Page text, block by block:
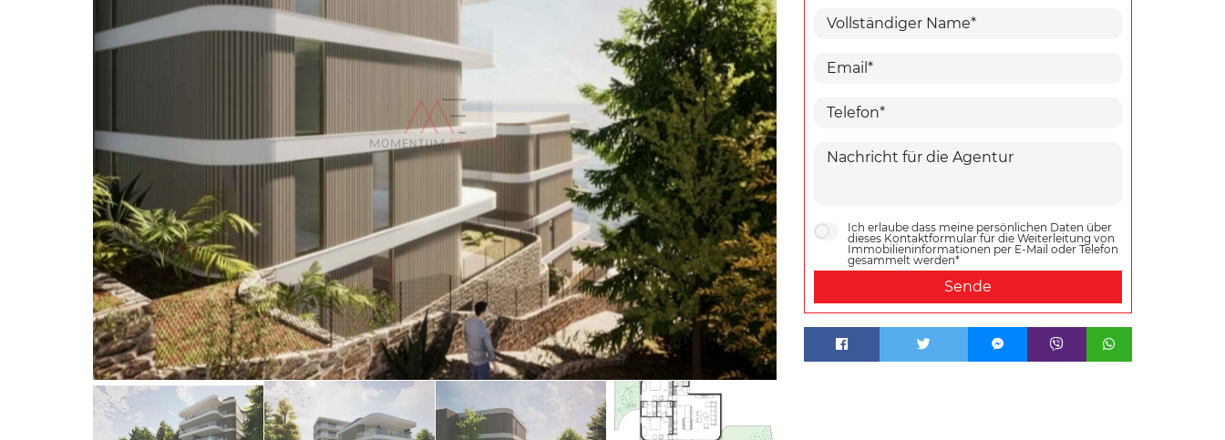
Ich erlaube dass meine persönlichen Daten über
dieses Kontaktformular für die Weiterleitung von
Immobilieninformationen per E-Mail oder Telefon
gesammelt werden*
Sende